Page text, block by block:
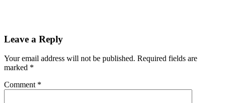
Leave a Reply
Your email address will not be published. Required fields are
marked *
Comment *